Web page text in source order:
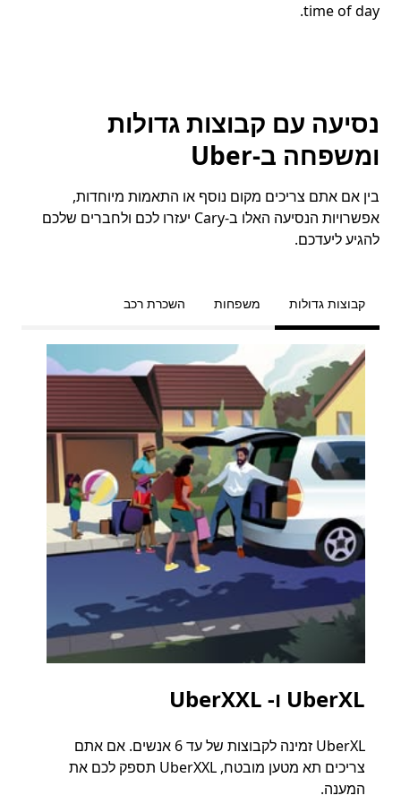
time of day.
נסיעה עם קבוצות גדולות
ומשפחה ב-Uber
בין אם אתם צריכים מקום נוסף או התאמות מיוחדות,
אפשרויות הנסיעה האלו ב-Cary יעזרו לכם ולחברים שלכם
להגיע ליעדכם.
קבוצות גדולות משפחות השכרת רכב
UberXL ו- UberXXL
UberXL זמינה לקבוצות של עד 6 אנשים. אם אתם
צריכים תא מטען מובטח, UberXXL תספק לכם את
המענה.